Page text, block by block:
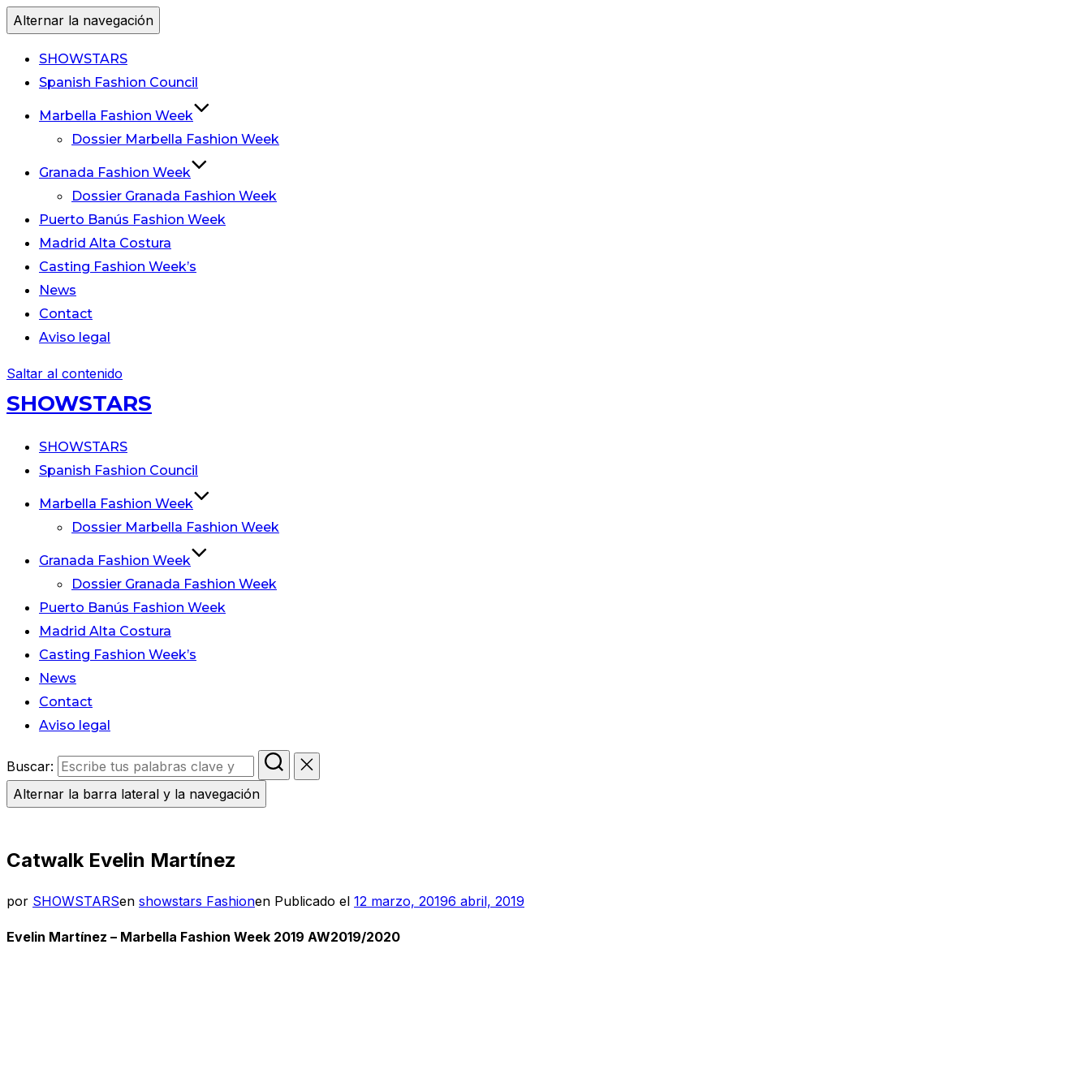
Alternar la navegación
SHOWSTARS
Spanish Fashion Council
Marbella Fashion Week
Dossier Marbella Fashion Week
Granada Fashion Week
Dossier Granada Fashion Week
Puerto Banús Fashion Week
Madrid Alta Costura
Casting Fashion Week’s
News
Contact
Aviso legal
Saltar al contenido
SHOWSTARS
SHOWSTARS
Spanish Fashion Council
Marbella Fashion Week
Dossier Marbella Fashion Week
Granada Fashion Week
Dossier Granada Fashion Week
Puerto Banús Fashion Week
Madrid Alta Costura
Casting Fashion Week’s
News
Contact
Aviso legal
Buscar:
Alternar la barra lateral y la navegación
Catwalk Evelin Martínez
por SHOWSTARSen showstars Fashionen Publicado el 12 marzo, 20196 abril, 2019
Evelin Martínez – Marbella Fashion Week 2019 AW2019/2020